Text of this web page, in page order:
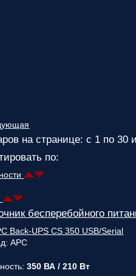
на странице: с 1 по 30
по:
бесперебойного
APC
350 ВА / 210 Вт